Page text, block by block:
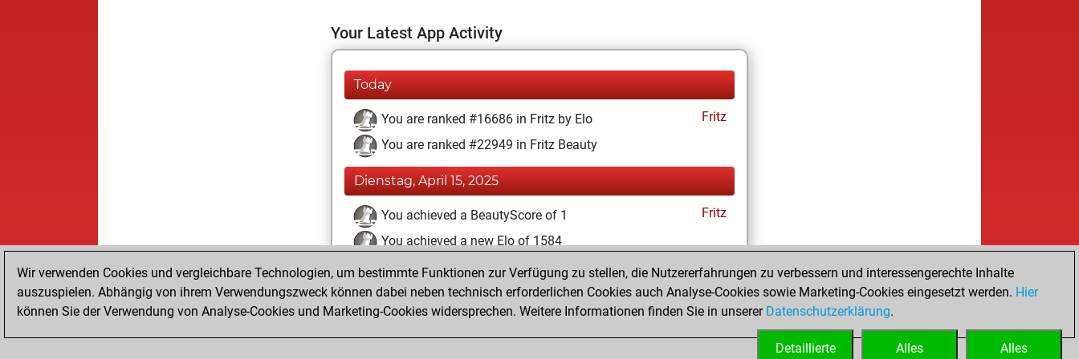
Your Latest App Activity
Today
You are ranked #16686 in Fritz by Elo
Fritz
You are ranked #22949 in Fritz Beauty
Dienstag, April 15, 2025
You achieved a BeautyScore of 1
Fritz
You achieved a new Elo of 1584
Sonntag, April 6, 2025
You created your Fritz account Fritz
Wir verwenden Cookies und vergleichbare Technologien, um bestimmte Funktionen zur Verfügung zu stellen, die Nutzererfahrungen zu verbessern und interessengerechte Inhalte
auszuspielen. Abhängig von ihrem Verwendungszweck können dabei neben technisch erforderlichen Cookies auch Analyse-Cookies sowie Marketing-Cookies eingesetzt werden. Hier
können Sie der Verwendung von Analyse-Cookies und Marketing-Cookies widersprechen. Weitere Informationen finden Sie in unserer Datenschutzerklärung.
Alles
Alles
Detaillierte